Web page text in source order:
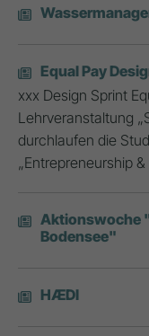
Equal Pay
xxx Design Sprint
Lehrveranstaltung
durchlaufen die
„Entrepreneurship
Aktionswoche
Bodensee"
HÆDI